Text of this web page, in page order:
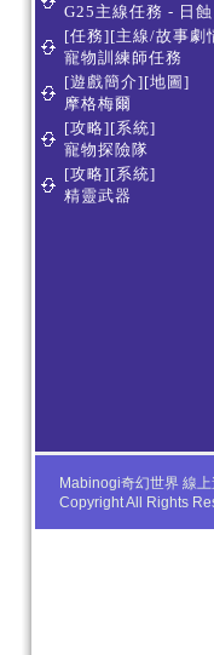
G25主線任務 - 日蝕
[任務][主線/故事劇
寵物訓練師任務
[遊戲簡介][地圖]
摩格梅爾
[攻略][系統]
寵物探險隊
[攻略][系統]
精靈武器
Mabinogi奇幻世界 線
Copyright All Rights